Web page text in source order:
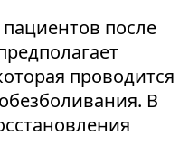
после
проводится
В